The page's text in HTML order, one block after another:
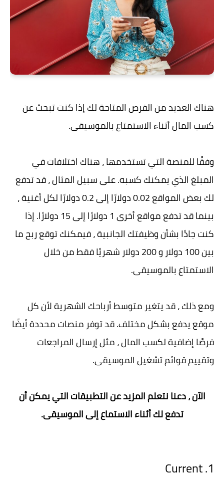
هناك العديد من الفرص المتاحة لك إذا كنت تبحث عن
كسب المال أثناء الاستمتاع بالموسيقى.
وفقًا للمنصة التي تستخدمها ، هناك اختلافات في
المبلغ الذي يمكنك كسبه. على سبيل المثال ، قد تدفع
لك بعض المواقع 0.02 دولارًا إلى 0.2 دولارًا لكل أغنية ،
بينما قد تدفع مواقع أخرى 1 دولارًا إلى 15 دولارًا. إذا
كنت جادًا بشأن وظيفتك الجانبية ، فيمكنك توقع ربح ما
بين 100 دولار و 200 دولار شهريًا فقط من خلال
الاستمتاع بالموسيقى.
ومع ذلك ، قد يتغير متوسط ​​أرباحك الشهرية لأن كل
موقع يدفع بشكل مختلف. قد توفر منصات محددة أيضًا
فرصًا إضافية لكسب المال ، مثل إرسال المراجعات
وتقييم قوائم تشغيل الموسيقى.
الآن ، دعنا نتعلم المزيد عن التطبيقات التي يمكن أن
تدفع لك أثناء الاستماع إلى الموسيقى.
1. Current